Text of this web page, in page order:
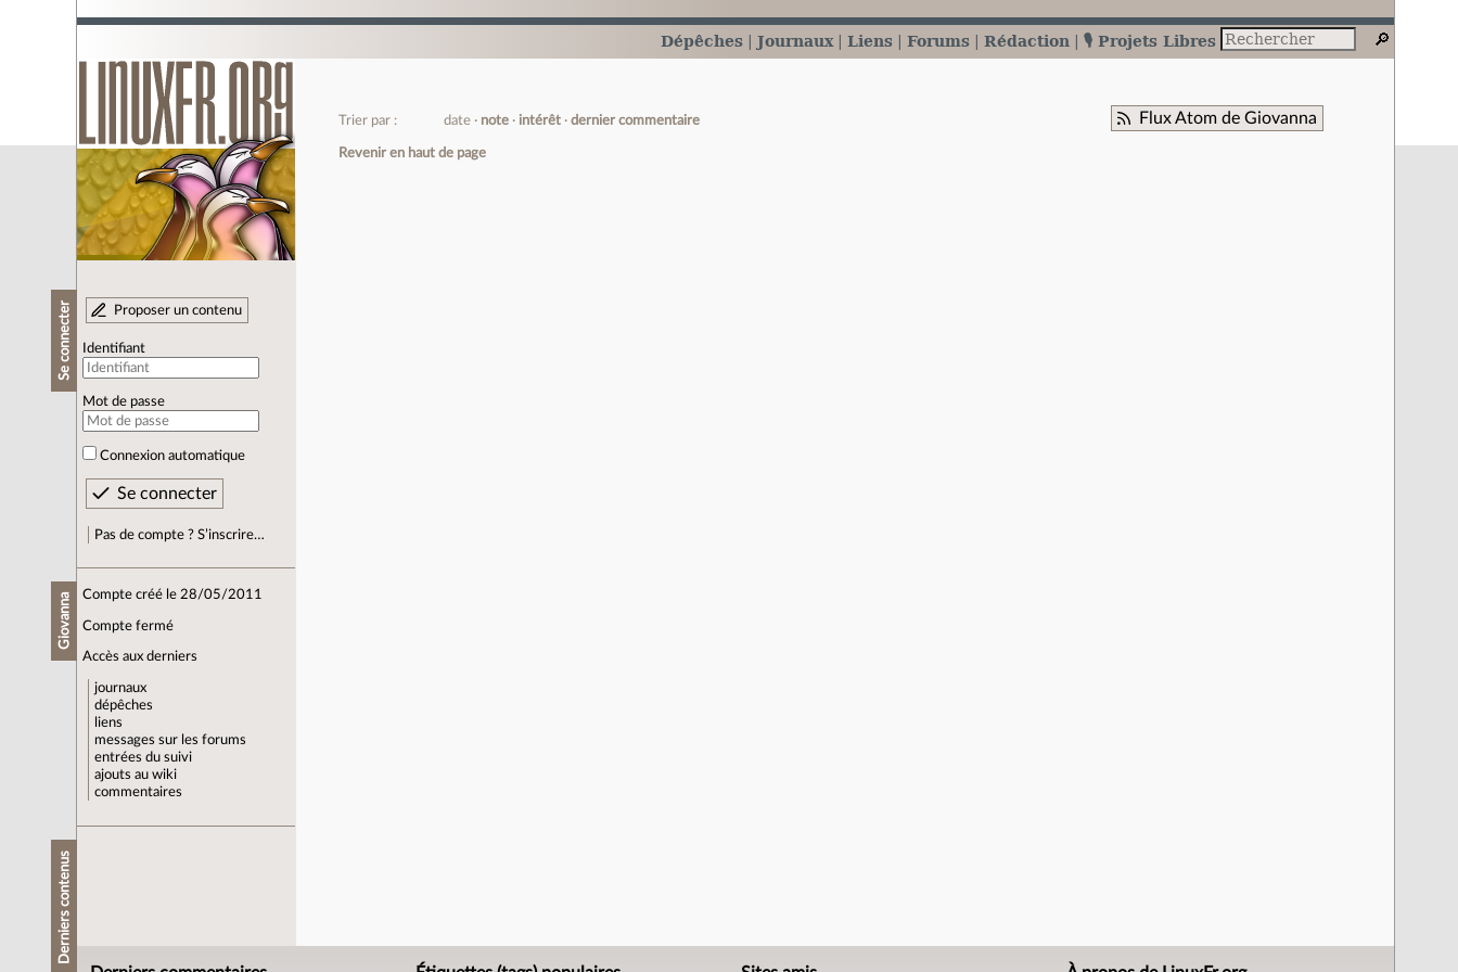
Dépêches Journaux Liens Forums Rédaction 🎙️ Projets Libres
Se connecter Proposer un contenu
Identifiant
Mot de passe
Connexion automatique
Pas de compte ? S’inscrire…
Giovanna Compte créé le 28/05/2011
Compte fermé
Accès aux derniers
journaux
dépêches
liens
messages sur les forums
entrées du suivi
ajouts au wiki
commentaires
Derniers contenus
Flux Atom de Giovanna
Trier par : date note intérêt dernier commentaire
Revenir en haut de page